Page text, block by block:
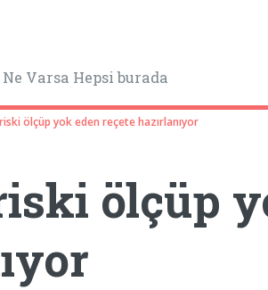
Varsa Hepsi burada
ölçüp yok eden reçete hazırlanıyor
ölçüp